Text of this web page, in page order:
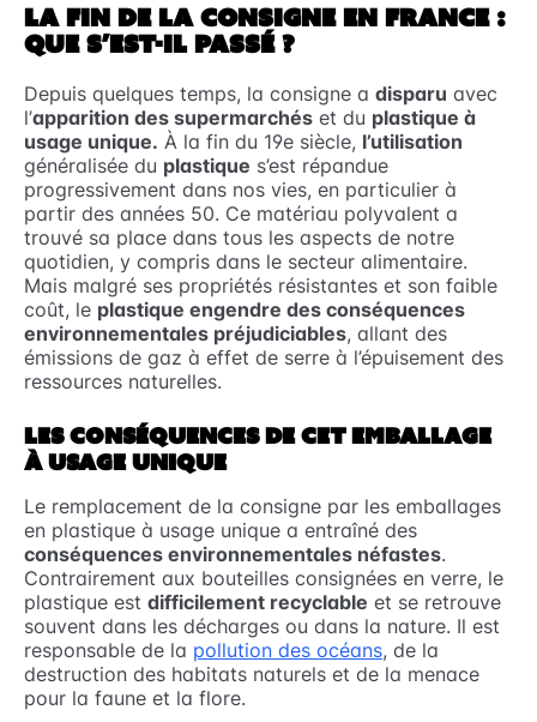
LA FIN DE LA CONSIGNE EN FRANCE :
QUE S’EST-IL PASSÉ ?
Depuis quelques temps, la consigne a disparu avec
l’apparition des supermarchés et du plastique à
usage unique. À la fin du 19e siècle, l’utilisation
généralisée du plastique s’est répandue
progressivement dans nos vies, en particulier à
partir des années 50. Ce matériau polyvalent a
trouvé sa place dans tous les aspects de notre
quotidien, y compris dans le secteur alimentaire.
Mais malgré ses propriétés résistantes et son faible
coût, le plastique engendre des conséquences
environnementales préjudiciables, allant des
émissions de gaz à effet de serre à l’épuisement des
ressources naturelles.
LES CONSÉQUENCES DE CET EMBALLAGE
À USAGE UNIQUE
Le remplacement de la consigne par les emballages
en plastique à usage unique a entraîné des
conséquences environnementales néfastes.
Contrairement aux bouteilles consignées en verre, le
plastique est difficilement recyclable et se retrouve
souvent dans les décharges ou dans la nature. Il est
responsable de la pollution des océans, de la
destruction des habitats naturels et de la menace
pour la faune et la flore.